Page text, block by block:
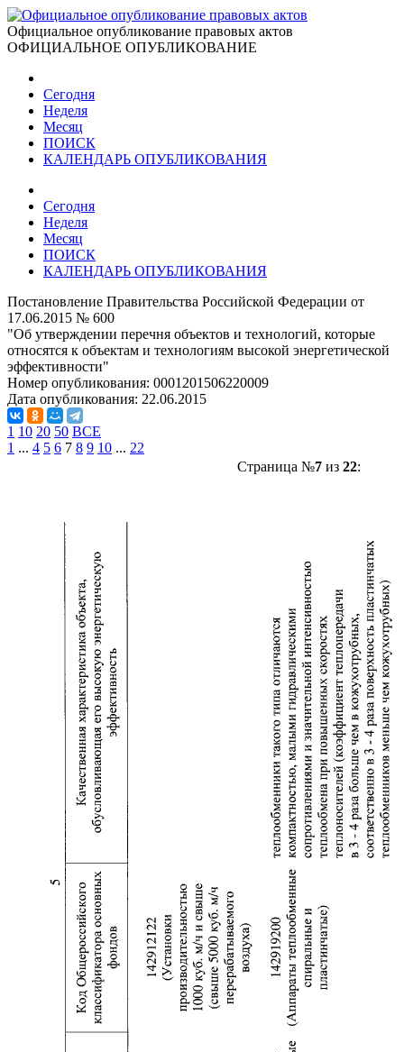
Официальное опубликование правовых актов
ОФИЦИАЛЬНОЕ ОПУБЛИКОВАНИЕ
Сегодня
Неделя
Месяц
ПОИСК
КАЛЕНДАРЬ ОПУБЛИКОВАНИЯ
Сегодня
Неделя
Месяц
ПОИСК
КАЛЕНДАРЬ ОПУБЛИКОВАНИЯ
Постановление Правительства Российской Федерации от
17.06.2015 № 600
"Об утверждении перечня объектов и технологий, которые
относятся к объектам и технологиям высокой энергетической
эффективности"
Номер опубликования: 0001201506220009
Дата опубликования: 22.06.2015
1 10 20 50 ВСЕ
1 ... 4 5 6 7 8 9 10 ... 22
Страница №7из 22: